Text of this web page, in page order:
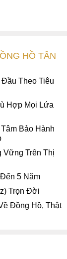
HỒ TÂN
Theo Tiêu
Hợp Mọi Lứa
Bảo Hành
Vững Trên Thị
5 Năm
Trọn Đời
Đồng Hồ, Thật